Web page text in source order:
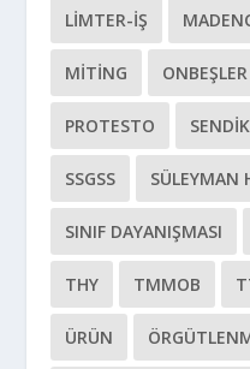
LIMTER-İŞ
MITING ONBEŞLER
PROTESTO
SSGSS SÜLEYMAN
SINIF DAYANIŞMASI
THY TMMOB
ÜRÜN